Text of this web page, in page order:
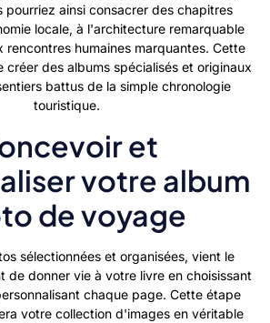
pourriez ainsi consacrer des chapitres
locale, à l'architecture remarquable
rencontres humaines marquantes. Cette
des albums spécialisés et originaux
battus de la simple chronologie
touristique.
et
votre album
de voyage
sélectionnées et organisées, vient le
de donner vie à votre livre en choisissant
chaque page. Cette étape
votre collection d'images en véritable